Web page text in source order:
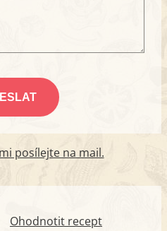
posílejte na mail.
Ohodnotit recept